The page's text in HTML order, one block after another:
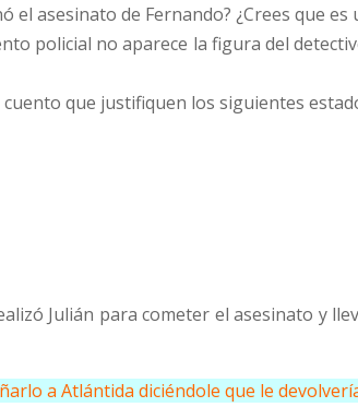
el asesinato de Fernando? ¿Crees que
policial no aparece la figura del
que justifiquen los siguientes
Julián para cometer el asesinato y
a Atlántida diciéndole que le